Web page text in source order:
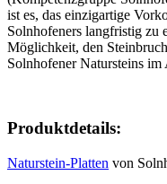
ist es, das einzigartige
Solnhofeners langfristig zu
Möglichkeit, den
Solnhofener Natursteins im
Produktdetails:
Naturstein-Platten von